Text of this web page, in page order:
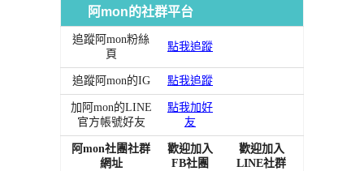
阿mon的社群平台
追蹤阿mon粉絲
頁
點我追蹤
追蹤阿mon的IG 點我追蹤
加阿mon的LINE
官方帳號好友
點我加好
友
阿mon社團社群
網址
歡迎加入
FB社團
歡迎加入
LINE社群